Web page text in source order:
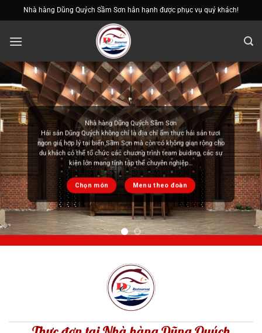
qua
nội
Nhà hàng Dũng Quých Sầm Sơn hân hạnh được phục vụ quý khách!
thực Việt Nam mang đến cảm giác quen thuộc nhưng cực kỳ đặc
sắc cho bạn thưởng thức
Chọn món Menu theo đoàn